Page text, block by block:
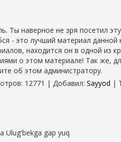
Ты наверное не зря посетил
- это лучший материал данной
находится он в одной из
о этом материале! Так же,
об этом администратору.
: 12771 | Добавил: Sayyod |
Ulug'bekga gap yuq